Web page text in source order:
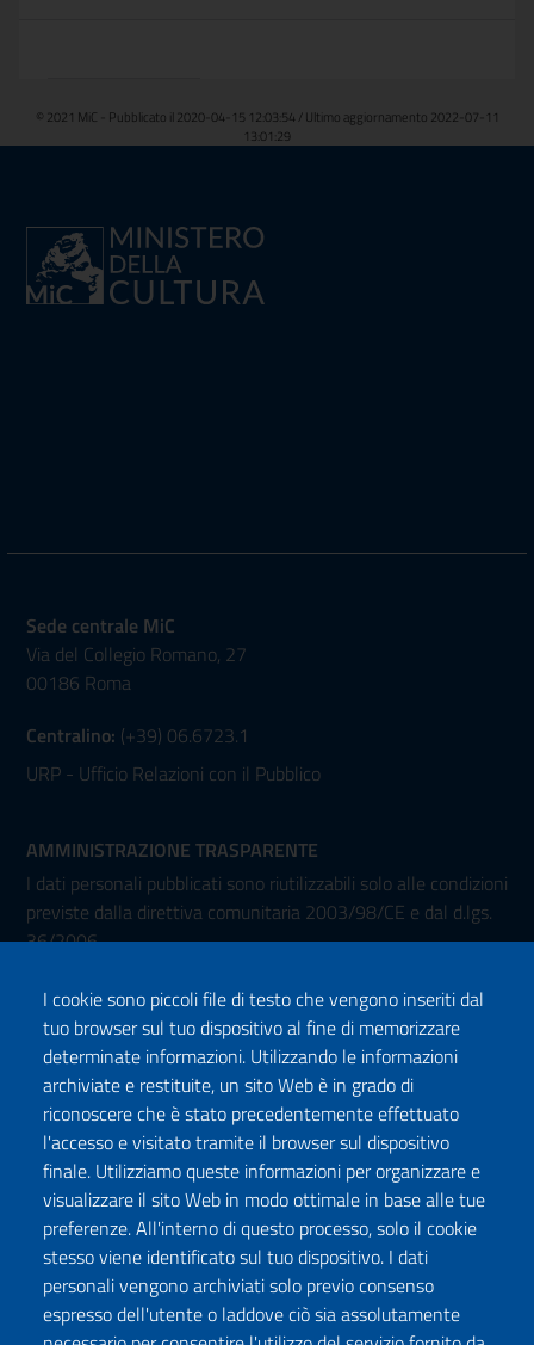
© 2021 MiC - Pubblicato il 2020-04-15 12:03:54 / Ultimo aggiornamento 2022-07-11
13:01:29
Sede centrale MiC
Via del Collegio Romano, 27
00186 Roma
Centralino: (+39) 06.6723.1
URP - Ufficio Relazioni con il Pubblico
AMMINISTRAZIONE TRASPARENTE
I dati personali pubblicati sono riutilizzabili solo alle condizioni
previste dalla direttiva comunitaria 2003/98/CE e dal d.lgs.
36/2006
Seguici su:
FacebookTwitter InstagramYoutubeTikTok Podcast
ISCRIVITI ALLA NEWSLETTER
I cookie sono piccoli file di testo che vengono inseriti dal
tuo browser sul tuo dispositivo al fine di memorizzare
determinate informazioni. Utilizzando le informazioni
archiviate e restituite, un sito Web è in grado di
riconoscere che è stato precedentemente effettuato
l'accesso e visitato tramite il browser sul dispositivo
finale. Utilizziamo queste informazioni per organizzare e
visualizzare il sito Web in modo ottimale in base alle tue
preferenze. All'interno di questo processo, solo il cookie
stesso viene identificato sul tuo dispositivo. I dati
personali vengono archiviati solo previo consenso
espresso dell'utente o laddove ciò sia assolutamente